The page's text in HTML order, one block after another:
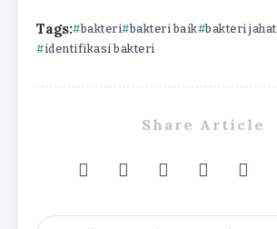
Tags: bakteri bakteri baik bakteri jahat
identifikasi bakteri
Share Article